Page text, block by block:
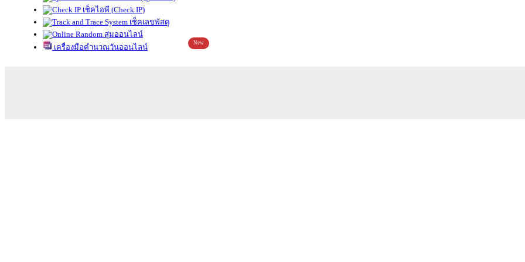
เช็คไอพี (Check IP)
เช็คเลขพัสดุ
สุ่มออนไลน์
เครื่องมือคำนวณวันออนไลน์
New